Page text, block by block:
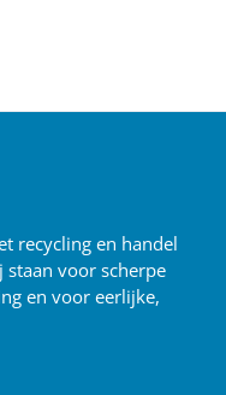
recycling en handel
voor scherpe
en voor eerlijke,